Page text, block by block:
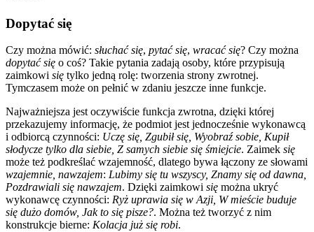
Dopytać się
Czy można mówić: słuchać się, pytać się, wracać się? Czy można
dopytać się o coś? Takie pytania zadają osoby, które przypisują
zaimkowi się tylko jedną rolę: tworzenia strony zwrotnej.
Tymczasem może on pełnić w zdaniu jeszcze inne funkcje.
Najważniejsza jest oczywiście funkcja zwrotna, dzięki której
przekazujemy informację, że podmiot jest jednocześnie wykonawcą
i odbiorcą czynności: Uczę się, Zgubił się, Wyobraź sobie, Kupił
słodycze tylko dla siebie, Z samych siebie się śmiejcie. Zaimek się
może też podkreślać wzajemność, dlatego bywa łączony ze słowami
wzajemnie, nawzajem: Lubimy się tu wszyscy, Znamy się od dawna,
Pozdrawiali się nawzajem. Dzięki zaimkowi się można ukryć
wykonawcę czynności: Ryż uprawia się w Azji, W mieście buduje
się dużo domów, Jak to się pisze?. Można też tworzyć z nim
konstrukcje bierne: Kolacja już się robi.